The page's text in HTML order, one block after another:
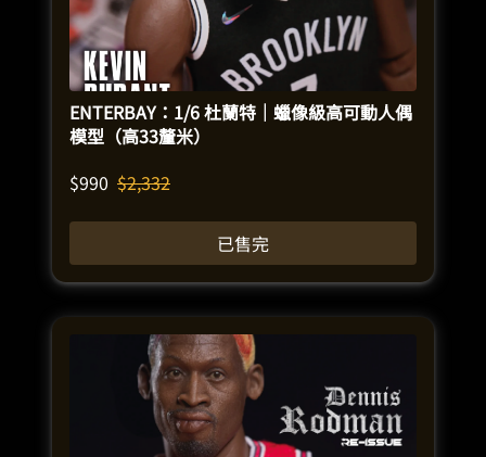
ENTERBAY：1/6 杜蘭特｜蠟像級高可動人偶
模型（高33釐米）
$990 $2,332
已售完